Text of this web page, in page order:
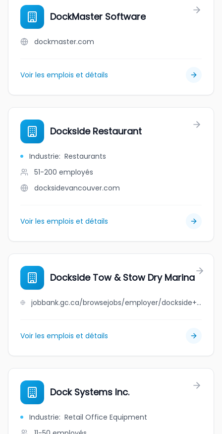
DockMaster Software
dockmaster.com
Voir les emplois et détails
Dockside Restaurant
Industrie: Restaurants
51-200 employés
docksidevancouver.com
Voir les emplois et détails
Dockside Tow & Stow Dry Marina
jobbank.gc.ca/browsejobs/employer/dockside+tow+%26+stow+dry+marina/ca
Voir les emplois et détails
Dock Systems Inc.
Industrie: Retail Office Equipment